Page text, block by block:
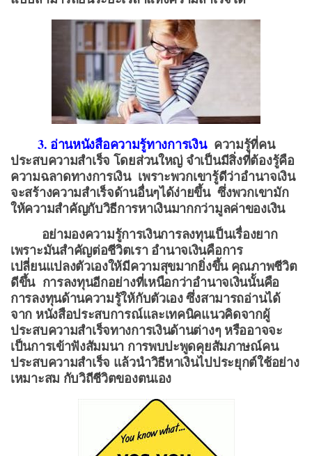
3. อ่านหนังสือความรู้ทางการเงินความรู้ที่คน
ประสบความสำเร็จ โดยส่วนใหญ่ จำเป็นมีสิ่งที่ต้องรู้คือ
ความฉลาดทางการเงิน เพราะพวกเขารู้ดีว่าอำนาจเงิน
จะสร้างความสำเร็จด้านอื่นๆได้ง่ายขึ้น ซึ่งพวกเขามัก
ให้ความสำคัญกับวิธีการหาเงินมากกว่ามูลค่าของเงิน
อย่ามองความรู้การเงินการลงทุนเป็นเรื่องยาก
เพราะมันสำคัญต่อชีวิตเรา อำนาจเงินคือการ
เปลี่ยนแปลงตัวเองให้มีความสุขมากยิ่งขึ้น คุณภาพชีวิต
ดีขึ้น การลงทุนอีกอย่างที่เหนือกว่าอำนาจเงินนั้นคือ
การลงทุนด้านความรู้ให้กับตัวเอง ซึ่งสามารถอ่านได้
จาก หนังสือประสบการณ์และเทคนิคแนวคิดจากผู้
ประสบความสำเร็จทางการเงินด้านต่างๆ หรืออาจจะ
เป็นการเข้าฟังสัมมนา การพบปะพูดคุยสัมภาษณ์คน
ประสบความสำเร็จ แล้วนำวิธีหาเงินไปประยุกต์ใช้อย่าง
เหมาะสม กับวิถีชีวิตของตนเอง